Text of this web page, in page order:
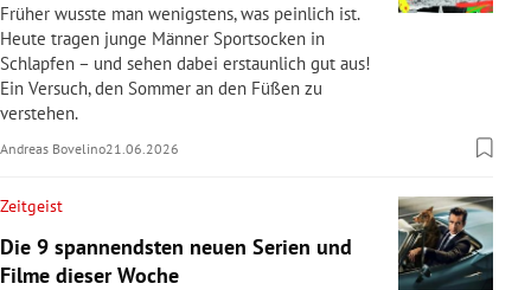
Früher wusste man wenigstens, was peinlich ist.
Heute tragen junge Männer Sportsocken in
Schlapfen – und sehen dabei erstaunlich gut aus!
Ein Versuch, den Sommer an den Füßen zu
verstehen.
Andreas Bovelino21.06.2026
Zeitgeist
Die 9 spannendsten neuen Serien und
Filme dieser Woche